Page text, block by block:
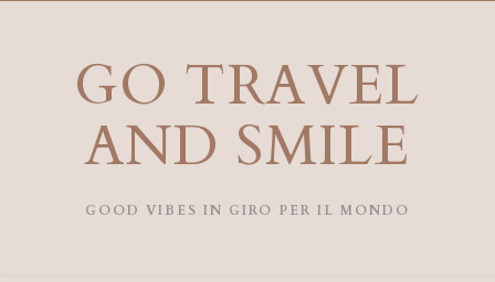
GO TRAVEL
AND SMILE
GOOD VIBES IN GIRO PER IL MONDO